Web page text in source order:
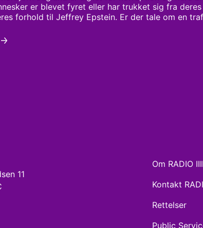
er blevet fyret eller har trukket sig fra
forhold til Jeffrey Epstein. Er der tale om en
Og hvem er Jeffrey Epsteins
11
Om RADIO IIII
Kontakt
Rettelser
Public